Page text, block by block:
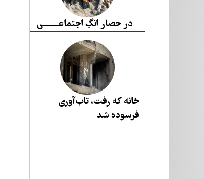
در حصار انگِ اجتماعــــــــی
خانه که رفت، تاب‌آوری
فرسوده شد